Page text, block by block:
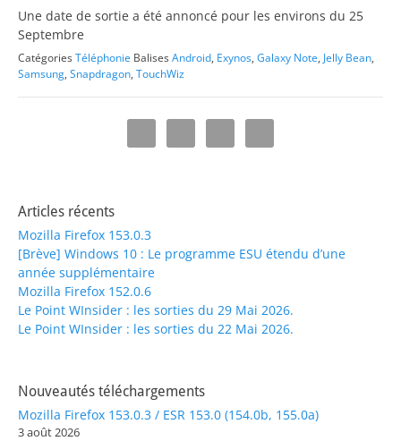
Une date de sortie a été annoncé pour les environs du 25
Septembre
CatégoriesTéléphonie BalisesAndroid, Exynos, Galaxy Note, Jelly Bean,
Samsung, Snapdragon, TouchWiz
Articles récents
Mozilla Firefox 153.0.3
[Brève] Windows 10 : Le programme ESU étendu d’une
année supplémentaire
Mozilla Firefox 152.0.6
Le Point WInsider : les sorties du 29 Mai 2026.
Le Point WInsider : les sorties du 22 Mai 2026.
Nouveautés téléchargements
Mozilla Firefox 153.0.3 / ESR 153.0 (154.0b, 155.0a)
3 août 2026